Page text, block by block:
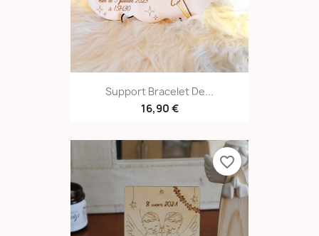
Support Bracelet De...
16,90 €
favorite_border